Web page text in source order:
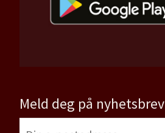
Meld deg på nyhetsbrev